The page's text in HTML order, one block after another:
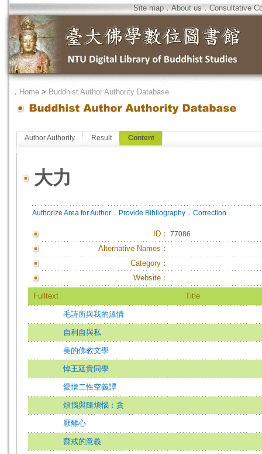
Site map．About us．Consultative
． Home > Buddhist Author Authority Database
Author Authority Result Content
大力
Authorize Area for Author ． Provide Bibliography ． Correction
ID ： 77086
Alternative Names：
Category：
Website：
Fulltext Title
毛詩所與我的溫情
自利自與私
美的佛教文學
悼王廷貴同學
愛憎二性空義譚
煩惱與隨煩惱：貪
厭離心
齋戒的意義